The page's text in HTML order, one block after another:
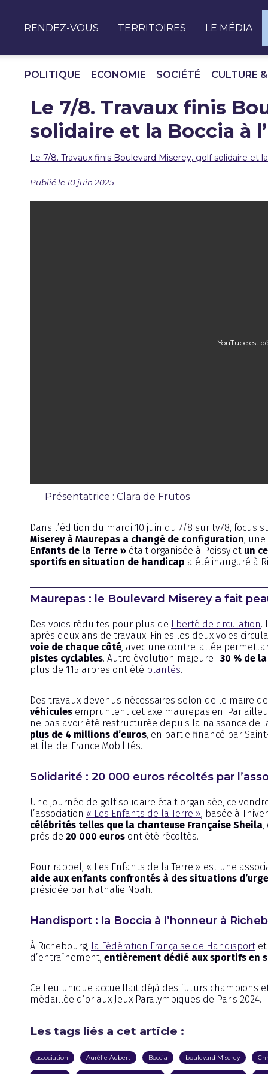
RENDEZ-VOUS TERRITOIRES LE MÉDIA
POLITIQUE ECONOMIE SOCIÉTÉ CULTURE
Le 7/8. Travaux finis
solidaire et la Boccia à
Le 7/8. Travaux finis Boulevard Miserey, golf solidaire et
Publié le 10 juin 2025
YouTube est
Présentatrice : Clara de Frutos
Dans l’édition du mardi 10 juin du 7/8 sur tv78, focus
Miserey à Maurepas a changé de configuration,
Enfants de la Terre » était organisée à Poissy et un
sportifs en situation de handicap a été inauguré à
Maurepas : le Boulevard Miserey a fait
Des voies réduites pour plus de liberté de circulation.
après deux ans de travaux. Finies les deux voies
voie de chaque côté, avec une contre-allée
pistes cyclables. Autre évolution majeure : 30 % de
plus de 115 arbres ont été plantés.
Des travaux devenus nécessaires selon de le maire
véhicules empruntent cet axe maurepasien. Par
ne pas avoir été restructurée depuis la naissance de
plus de 4 millions d’euros, en partie financé par
et Île-de-France Mobilités.
Solidarité : 20 000 euros récoltés par
Une journée de golf solidaire était organisée, ce
l’association « Les Enfants de la Terre », basée à
célébrités telles que la chanteuse Française Sheila,
près de 20 000 euros ont été récoltés.
Pour rappel, « Les Enfants de la Terre » est une
aide aux enfants confrontés à des situations
présidée par Nathalie Noah.
Handisport : la Boccia à l’honneur à
À Richebourg, la Fédération Française de Handisport
d’entraînement, entièrement dédié aux sportifs en
Ce lieu unique accueillait déjà des futurs champions
médaillée d’or aux Jeux Paralympiques de Paris 2024.
Les tags liés a cet article :
association Aurélie Aubert Boccia boulevard Miserey